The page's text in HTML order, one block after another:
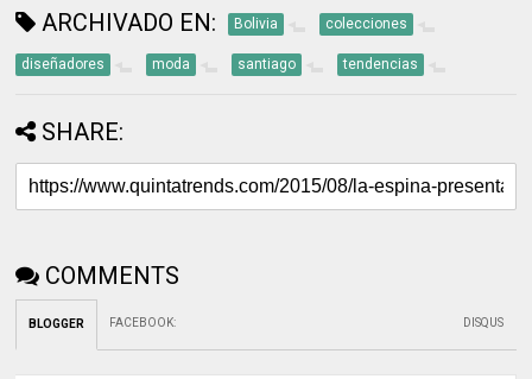
ARCHIVADO EN: Bolivia colecciones
diseñadores moda santiago tendencias
SHARE:
COMMENTS
BLOGGER FACEBOOK: DISQUS